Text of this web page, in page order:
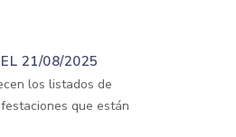
21/08/2025
los listados de
que están